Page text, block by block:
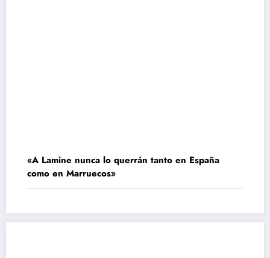
«A Lamine nunca lo querrán tanto en España
como en Marruecos»